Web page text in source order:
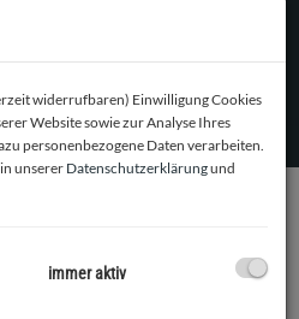
Ausgang zum Balkon
ca. 55,79
widerrufbaren) Einwilligung Cookies
Website sowie zur Analyse Ihres
personenbezogene Daten verarbeiten.
unserer Datenschutzerklärungund
immer aktiv